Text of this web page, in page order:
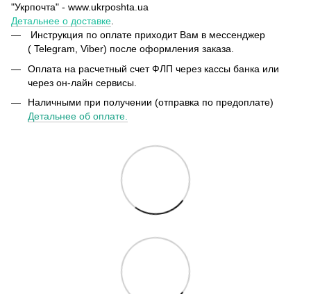
"Укрпочта" - www.ukrposhta.ua
Детальнее о доставке
Инструкция по оплате приходит Вам в мессенджер
( Telegram, Viber) после оформления заказа.
Оплата на расчетный счет ФЛП через кассы банка или
через он-лайн сервисы.
Наличными при получении (отправка по предоплате)
Детальнее об оплате.